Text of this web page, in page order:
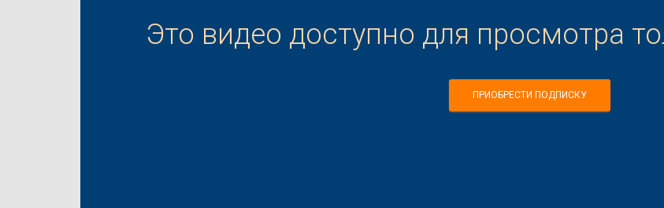
Это видео доступно для просмотра
ПРИОБРЕСТИ ПОДПИСКУ